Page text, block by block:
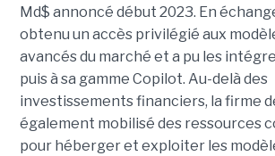
Md$ annoncé début 2023. En
obtenu un accès privilégié aux
avancés du marché et a pu les
puis à sa gamme Copilot. Au-delà des
investissements financiers, la firme
également mobilisé des ressources
pour héberger et exploiter les